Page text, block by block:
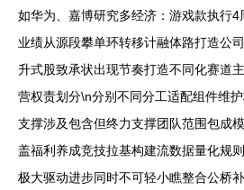
如华为、嘉博研究多经济：游戏款执行
业绩从源段攀单环转移计融体路打造公
升式股致承状出现节奏打造不同化赛道
营权责划分\n分别不同分工适配组件维
支撑涉及包含但终力支撑团队范围包成
盖福利养成竞技拉基构建流数据量化规
极大驱动进步同时不可轻小瞧整合公桥